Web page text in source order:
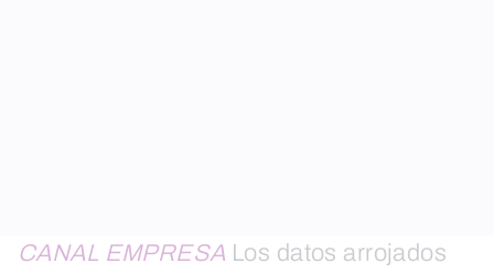
CANAL EMPRESA Los datos arrojados